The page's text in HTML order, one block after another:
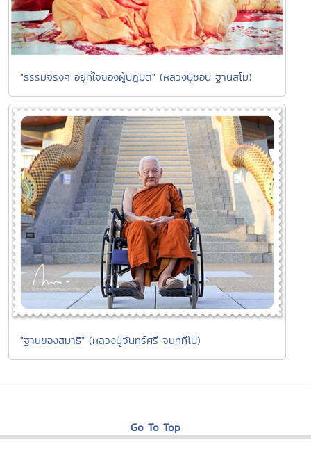
"ธรรมจริงๆ อยู่ที่ใจของผู้ปฎิบัติ" (หลวงปู่ชอบ ฐานสโม)
"ฐานของสมาธิ" (หลวงปู่จันทร์ศรี จนฺททีโป)
Go To Top